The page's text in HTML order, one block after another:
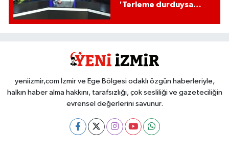
'Terleme durduysa
başlamıştır!'
yeniizmir,com İzmir ve Ege Bölgesi odaklı özgün haberleriyle,
halkın haber alma hakkını, tarafsızlığı, çok sesliliği ve gazeteciliğin
evrensel değerlerini savunur.